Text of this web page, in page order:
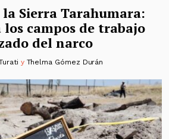
la Sierra Tarahumara:
campos de trabajo
del narco
y Thelma Gómez Durán